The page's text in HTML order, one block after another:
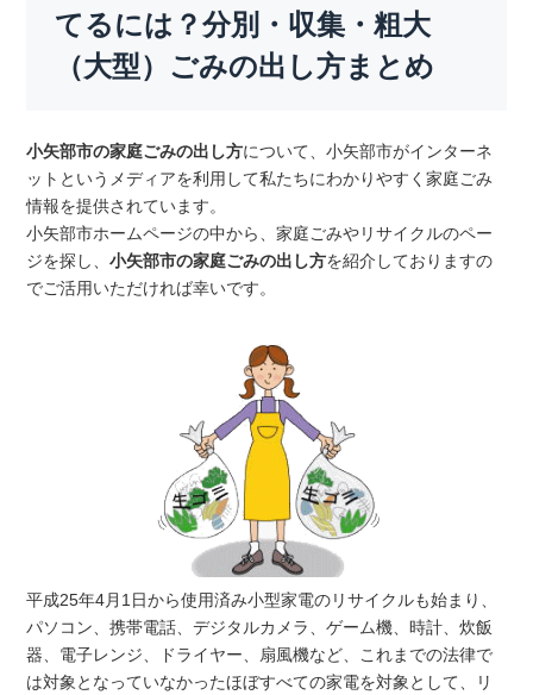
てるには？分別・収集・粗大
（大型）ごみの出し方まとめ
小矢部市の家庭ごみの出し方について、小矢部市がインターネ
ットというメディアを利用して私たちにわかりやすく家庭ごみ
情報を提供されています。
小矢部市ホームページの中から、家庭ごみやリサイクルのペー
ジを探し、小矢部市の家庭ごみの出し方を紹介しておりますの
でご活用いただければ幸いです。
平成25年4月1日から使用済み小型家電のリサイクルも始まり、
パソコン、携帯電話、デジタルカメラ、ゲーム機、時計、炊飯
器、電子レンジ、ドライヤー、扇風機など、これまでの法律で
は対象となっていなかったほぼすべての家電を対象として、リ